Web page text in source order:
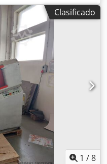
para
es 100%
es el modelo
técnicas:
Ciclos: 18/min
700 kg La máquina
de cambio rápido.
Mesa de
direcciones. Dos
y manual. Cola en la
Clasificado
1 /8